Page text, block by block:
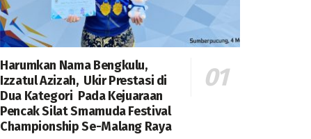
Harumkan Nama Bengkulu,
Izzatul Azizah, Ukir Prestasi di
Dua Kategori Pada Kejuaraan
Pencak Silat Smamuda Festival
Championship Se-Malang Raya